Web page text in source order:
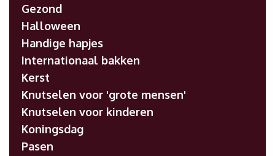
Gezond
Halloween
Handige hapjes
Internationaal bakken
Kerst
Knutselen voor 'grote mensen'
Knutselen voor kinderen
Koningsdag
Pasen